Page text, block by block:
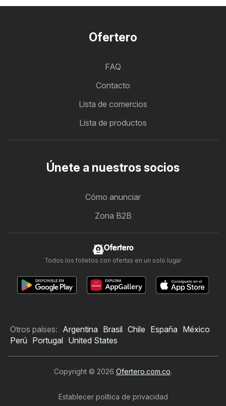
Ofertero
FAQ
Contacto
Lista de comercios
Lista de productos
Únete a nuestros socios
Cómo anunciar
Zona B2B
Ofertero
Todos los folletos con ofertas en un solo lugar
Otros países: Argentina Brasil Chile España México
Perú Portugal United States
Copyright © 2026 Ofertero.com.co.
Establecer política de privacidad